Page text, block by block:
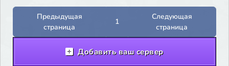
Предыдущая
страница
1
Следующая
страница
Добавить ваш сервер